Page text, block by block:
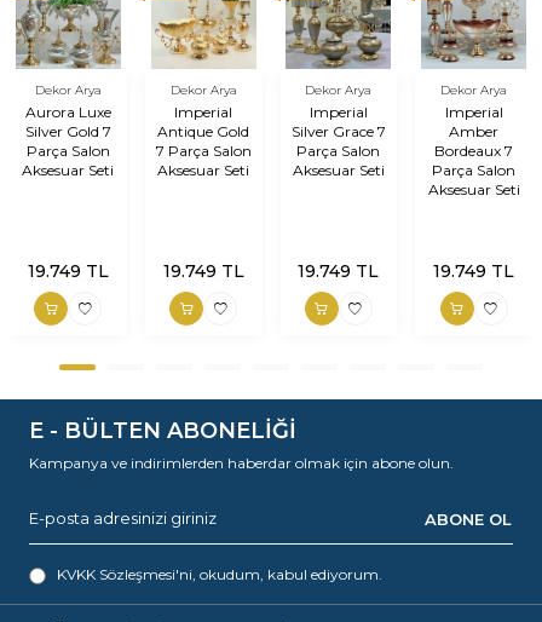
Dekor Arya
Aurora Luxe
Silver Gold 7
Parça Salon
Aksesuar Seti
19.749 TL
Dekor Arya
Imperial
Antique Gold
7 Parça Salon
Aksesuar Seti
19.749 TL
Dekor Arya
Imperial
Silver Grace 7
Parça Salon
Aksesuar Seti
19.749 TL
Dekor Arya
Imperial
Amber
Bordeaux 7
Parça Salon
Aksesuar Seti
19.749 TL
E - BÜLTEN ABONELİĞİ
Kampanya ve indirimlerden haberdar olmak için abone olun.
ABONE OL
KVKK Sözleşmesi'ni, okudum, kabul ediyorum.